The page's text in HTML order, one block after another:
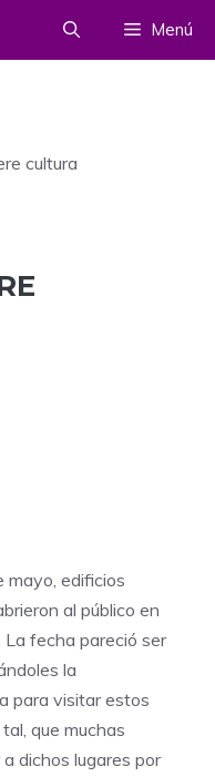
Menú
cultura
mayo, edificios
al público en
La fecha pareció ser
la
para visitar estos
que muchas
dichos lugares por